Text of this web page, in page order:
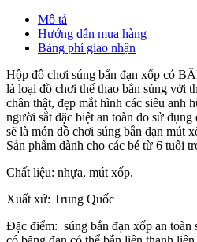
Mô tả
Hướng dẫn mua hàng
Bảng phí giao nhận
Hộp đồ chơi súng bắn đạn xốp có
là loại đồ chơi thể thao bắn súng với
chân thật, đẹp mắt hình các siêu anh
người sắt đặc biệt an toàn do sử
sẽ là món đồ chơi súng bắn đạn mút
Sản phẩm dành cho các bé từ 6 tuổi
Chất liệu: nhựa, mút xốp.
Xuất xứ: Trung Quốc
Đặc điểm: súng bắn đạn xốp an